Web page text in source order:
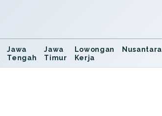
Jawa
Tengah
Jawa
Timur
Lowongan
Kerja
Nusantara